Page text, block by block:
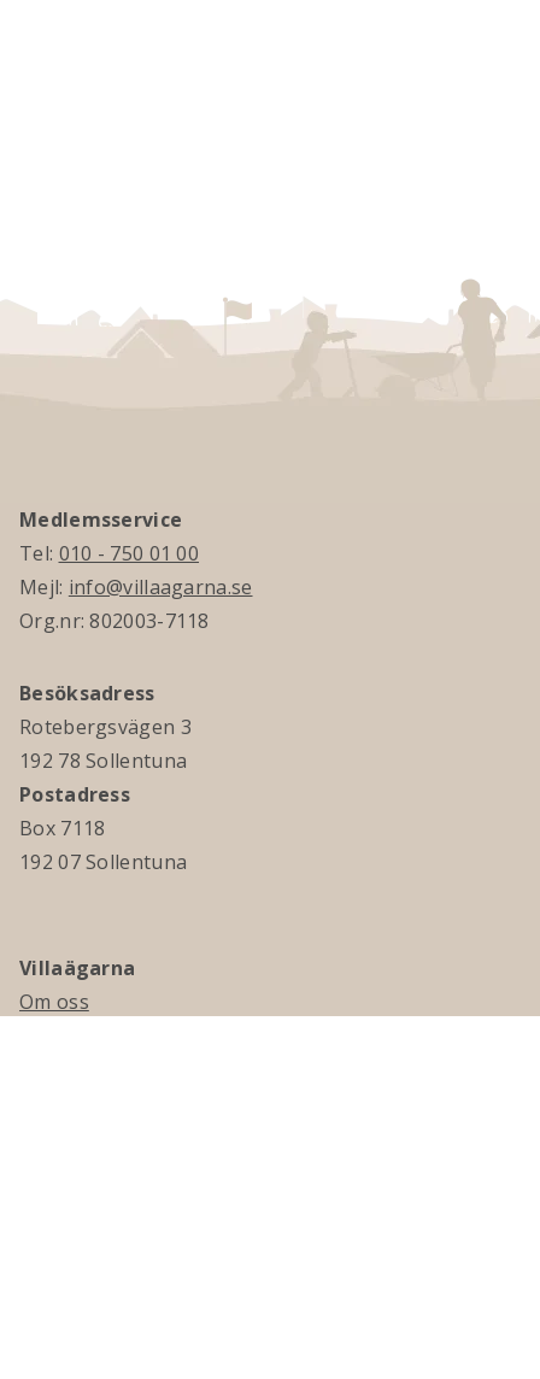
Medlemsservice
Tel: 010 - 750 01 00
Mejl: info@villaagarna.se
Org.nr: 802003-7118
Besöksadress
Rotebergsvägen 3
192 78 Sollentuna
Postadress
Box 7118
192 07 Sollentuna
Villaägarna
Om oss